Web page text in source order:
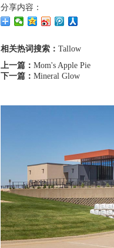
分享内容：
相关热词搜索： Tallow
上一篇： Mom's Apple Pie
下一篇： Mineral Glow